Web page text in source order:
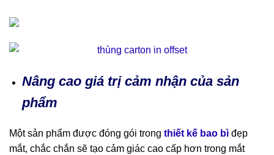
Nâng cao giá trị cảm nhận của sản
phẩm
Một sản phẩm được đóng gói trong thiết kế bao bì đẹp
mắt, chắc chắn sẽ tạo cảm giác cao cấp hơn trong mắt